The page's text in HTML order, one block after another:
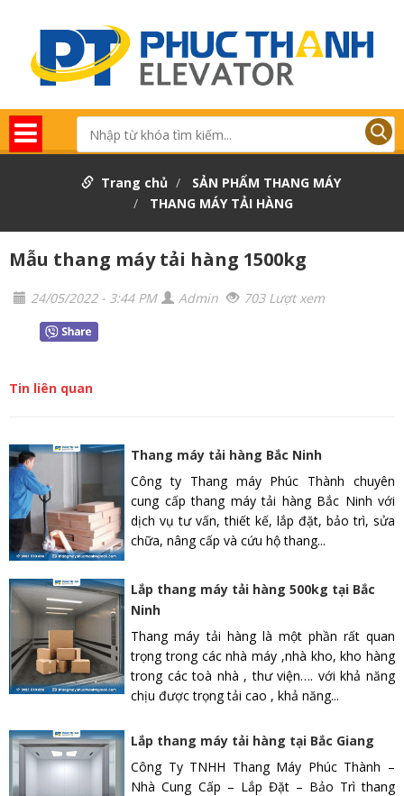
Trang chủ
SẢN PHẨM THANG MÁY
THANG MÁY TẢI HÀNG
Mẫu thang máy tải hàng 1500kg
24/05/2022 - 3:44 PM Admin 703 Lượt xem
Tin liên quan
Thang máy tải hàng Bắc Ninh
Công ty Thang máy Phúc Thành chuyên
cung cấp thang máy tải hàng Bắc Ninh với
dịch vụ tư vấn, thiết kế, lắp đặt, bảo trì, sửa
chữa, nâng cấp và cứu hộ thang...
Lắp thang máy tải hàng 500kg tại Bắc
Ninh
Thang máy tải hàng là một phần rất quan
trọng trong các nhà máy ,nhà kho, kho hàng
trong các toà nhà , thư viện…. với khả năng
chịu được trọng tải cao , khả năng...
Lắp thang máy tải hàng tại Bắc Giang
Công Ty TNHH Thang Máy Phúc Thành –
Nhà Cung Cấp – Lắp Đặt – Bảo Trì thang